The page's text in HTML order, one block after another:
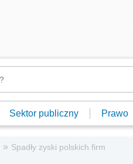
Sektor publiczny Prawo
» Spadły zyski polskich firm